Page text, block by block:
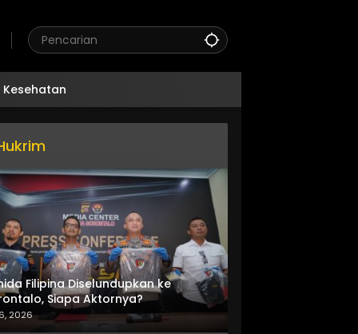
Kesehatan
Filipina Diselundupkan ke
Siapa Aktornya?
2026